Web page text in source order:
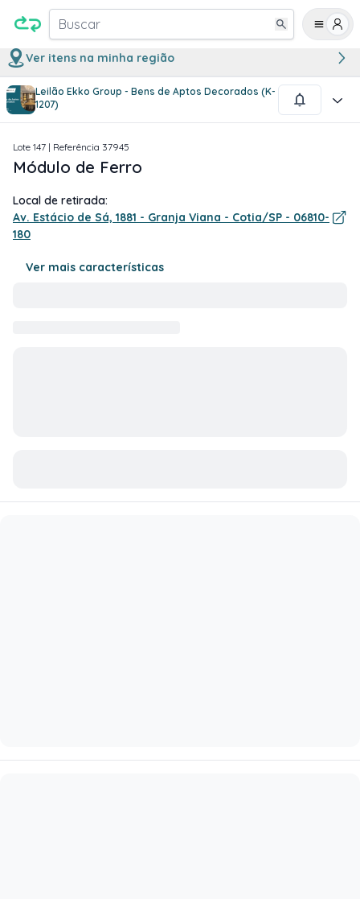
Buscar
Ver itens na minha região
Leilão Ekko Group - Bens de Aptos Decorados (K-
1207)
1/1
Lote 147 | Referência 37945
Módulo de Ferro
Local de retirada:
Av. Estácio de Sá, 1881 - Granja Viana - Cotia/SP - 06810-
180
Ver mais características